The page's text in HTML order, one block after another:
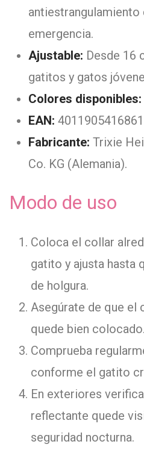
antiestrangulamiento
emergencia.
Ajustable: Desde 16
gatitos y gatos
Colores disponibles:
EAN: 4011905416861
Fabricante: Trixie
Co. KG (Alemania).
Modo de uso
Coloca el collar
gatito y ajusta hasta
de holgura.
Asegúrate de que el
quede bien colocado.
Comprueba
conforme el gatito
En exteriores
reflectante quede
seguridad nocturna.